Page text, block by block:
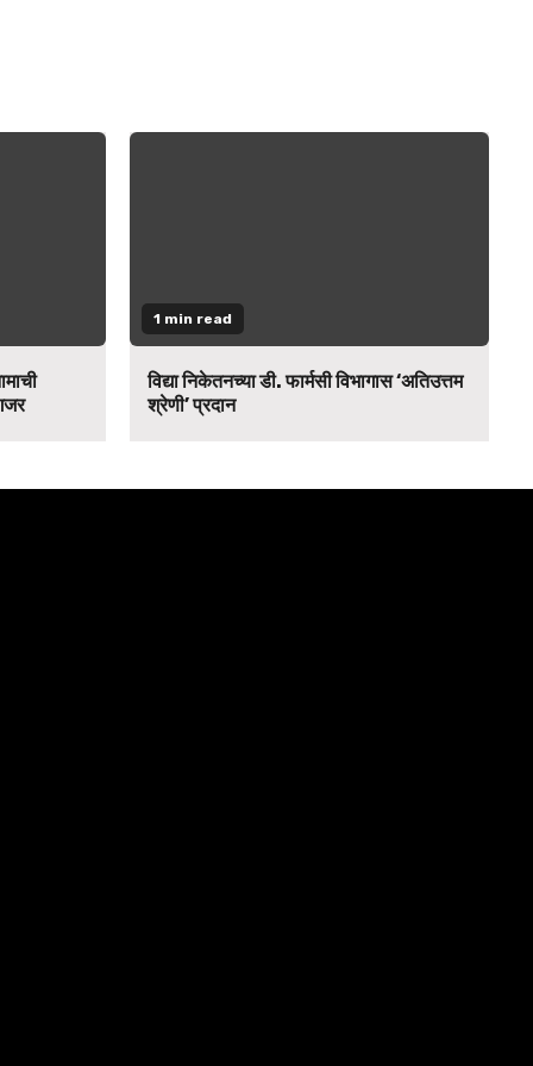
1 min read
विद्या निकेतनच्या डी. फार्मसी विभागास ‘अतिउत्तम
श्रेणी’ प्रदान